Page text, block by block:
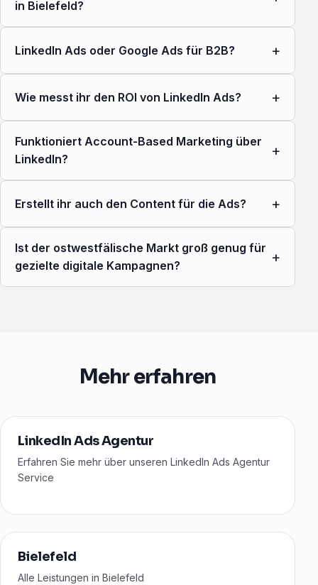
in Bielefeld?
LinkedIn Ads oder Google Ads für B2B? +
Wie messt ihr den ROI von LinkedIn Ads? +
Funktioniert Account-Based Marketing über
LinkedIn?
+
Erstellt ihr auch den Content für die Ads? +
Ist der ostwestfälische Markt groß genug für
gezielte digitale Kampagnen?
+
Mehr erfahren
LinkedIn Ads Agentur
Erfahren Sie mehr über unseren LinkedIn Ads Agentur
Service
Bielefeld
Alle Leistungen in Bielefeld